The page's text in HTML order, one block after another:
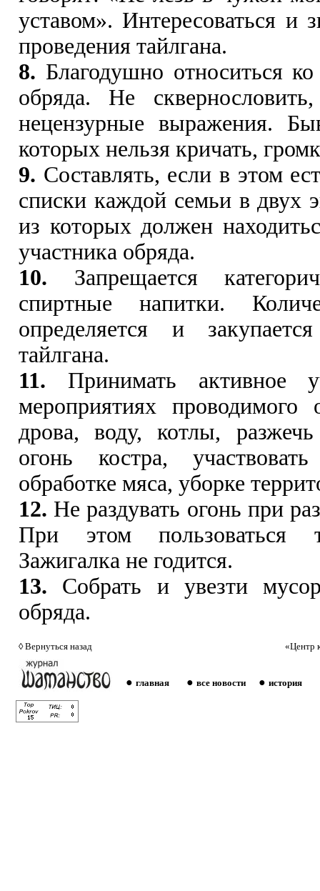
уставом». Интересоваться и
проведения тайлгана.
8. Благодушно относиться
обряда. Не
нецензурные выражения.
которых нельзя кричать,
9. Составлять, если в этом
списки каждой семьи в двух
из которых должен
участника обряда.
10. Запрещается
спиртные напитки.
определяется и
тайлгана.
11. Принимать активное
мероприятиях проводимого
дрова, воду, котлы,
огонь костра,
обработке мяса, уборке
12. Не раздувать огонь при
При этом пользоваться
Зажигалка не годится.
13. Собрать и увезти
обряда.
◊Вернуться назад «Центр
● главная ● все новости ● история